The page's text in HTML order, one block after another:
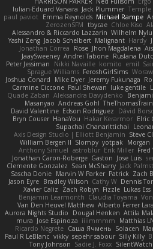
Iulian-Eduard Varvara Jack Plummer Temple
paul paviot Emma Reynolds Michael Rampe
ZerozenSFM tbycae Chloe Kiso
Alessandro & Riccardo Lazzarin Wilhelm
Yashi Zeng Jacob Schelbert Malignant Hardy J
Jonathan Correa
Rose Jhon Magdalena
JaaySweeney Andrei Tabone Ruslana
Peter Jessiman
Nikki Navaille komito emil
Sprague Williams FeroshGirlSims
Joshua Conard
Mike Dyer Jeremy Fukunaga
Carmine Ciccone Paul Shewan luke gentile
Quade Zaban Aleksandra Davydenko
Masanyao Andreas Gohl
David Valentine Edson Rodriguez Dávid
Bryn Couser HanaYou Hakar Kerarmor Elric
Supachai Chanarittichai
Axis Design Studio | Elliott Benjamin Steve
William Bergen II Slompy yotpak Morgan
Anthony Simuel astroblur Erik Miller
Jonathan Caron-Roberge Gaston Jose Luis
Clemente Gonzalez Sean McSharry Jack
Sascha Donie Marvin W Parker Patrick Zach
Jason Eyre Bradley Wilson Cathy W Dennis
Xavier Caliz
Zach Robyn Fizzle Lukas Ess
Benjamin Learmonth Claudia Toyama
Van Den Heuvel Matthew Alberto Ferrer Lara
Aurora Nights Studio
Dougal Henken Attila
mura Jose Espinoza iiiimmmm Matthias
Ricardo Negrete Саша Ячмень Solacen
Paul R LeBlanc vikky sepehr sabour Silly Killy
Tony Johnson Sadie J. Foxx